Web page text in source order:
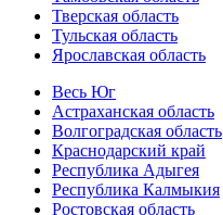
Тверская область
Тульская область
Ярославская область
Весь Юг
Астраханская область
Волгоградская область
Краснодарский край
Республика Адыгея
Республика Калмыкия
Ростовская область